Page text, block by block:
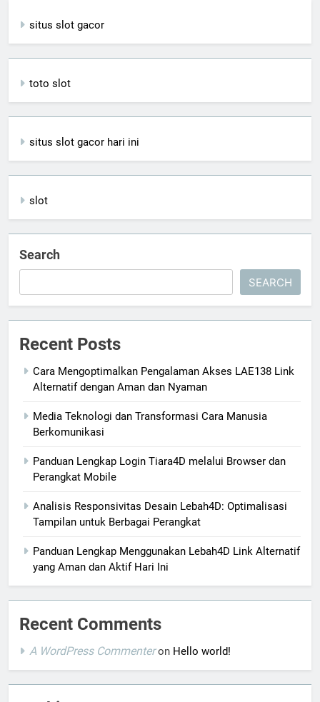
situs slot gacor
toto slot
situs slot gacor hari ini
slot
Search
SEARCH
Recent Posts
Cara Mengoptimalkan Pengalaman Akses LAE138 Link
Alternatif dengan Aman dan Nyaman
Media Teknologi dan Transformasi Cara Manusia
Berkomunikasi
Panduan Lengkap Login Tiara4D melalui Browser dan
Perangkat Mobile
Analisis Responsivitas Desain Lebah4D: Optimalisasi
Tampilan untuk Berbagai Perangkat
Panduan Lengkap Menggunakan Lebah4D Link Alternatif
yang Aman dan Aktif Hari Ini
Recent Comments
A WordPress Commenteron Hello world!